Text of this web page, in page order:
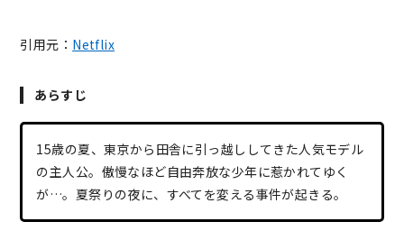
引用元： Netflix
あらすじ
15歳の夏、東京から田舎に引っ越ししてきた人気モデル
の主人公。傲慢なほど自由奔放な少年に惹かれてゆく
が…。夏祭りの夜に、すべてを変える事件が起きる。